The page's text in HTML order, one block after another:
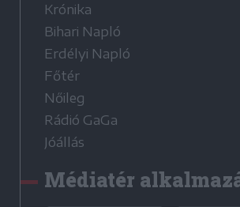
Krónika
Bihari Napló
Erdélyi Napló
Főtér
Nőileg
Rádió GaGa
Jóállás
Médiatér